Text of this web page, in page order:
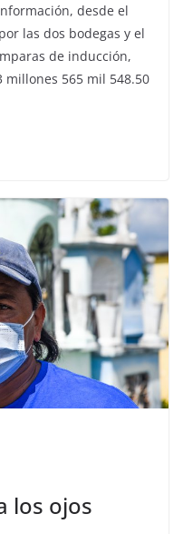
desde el
las dos bodegas y el
de inducción,
millones 565 mil 548.50
los ojos